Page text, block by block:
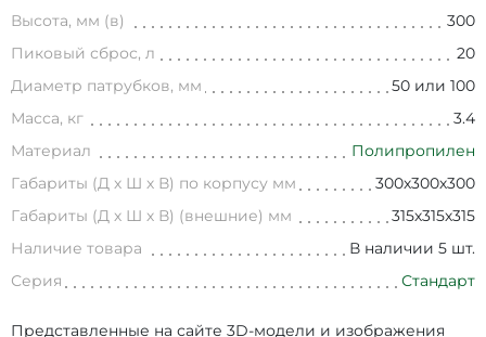
Высота, мм (в)
300
Пиковый сброс, л
20
Диаметр патрубков, мм
50 или 100
Масса, кг
3.4
Материал
Полипропилен
Габариты (Д х Ш х В) по корпусу мм
300х300х300
Габариты (Д х Ш х В) (внешние) мм
315х315х315
Наличие товара
В наличии 5 шт.
Серия
Стандарт
Представленные на сайте 3D-модели и изображения